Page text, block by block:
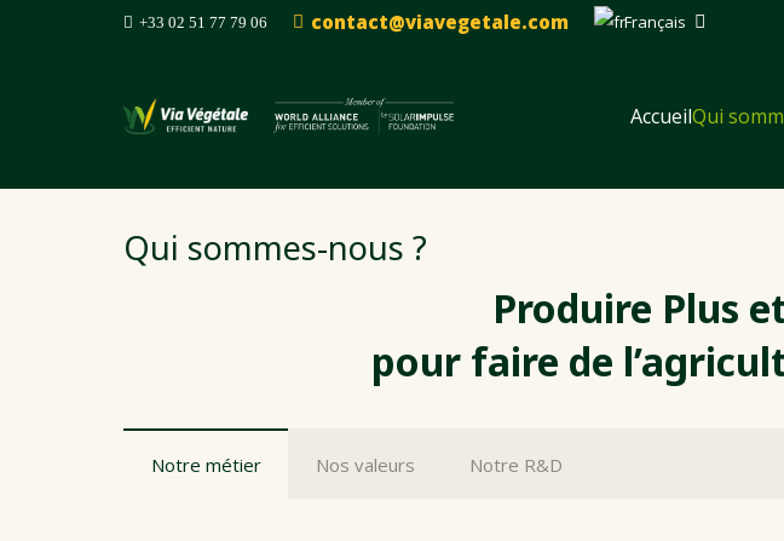
+33 02 51 77 79 06 contact@viavegetale.com Français
AccueilQui
Qui sommes-nous ?
Produire Plus
pour faire de
Notre métier Nos valeurs Notre R&D